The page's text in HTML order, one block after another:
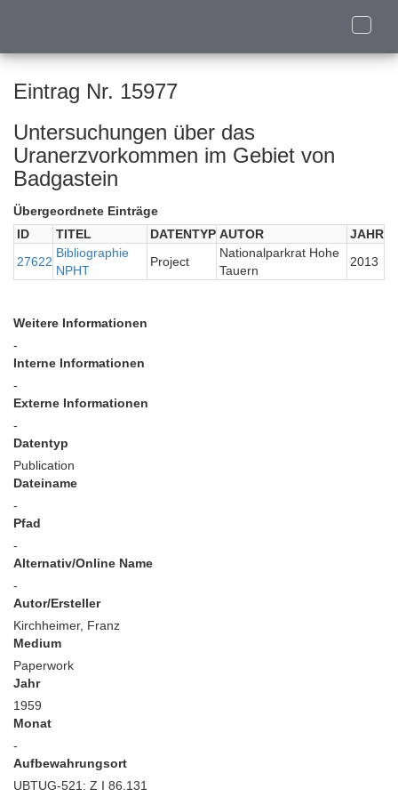
Toggle
Eintrag Nr. 15977
Untersuchungen über das
Uranerzvorkommen im Gebiet von
Badgastein
Übergeordnete Einträge
ID
TITEL DATENTYP AUTOR
JAHR
27622
Bibliographie
NPHT
Project
Nationalparkrat Hohe
Tauern
2013
Weitere Informationen
-
Interne Informationen
-
Externe Informationen
-
Datentyp
Publication
Dateiname
-
Pfad
-
Alternativ/Online Name
-
Autor/Ersteller
Kirchheimer, Franz
Medium
Paperwork
Jahr
1959
Monat
-
Aufbewahrungsort
UBTUG-521: Z I 86.131